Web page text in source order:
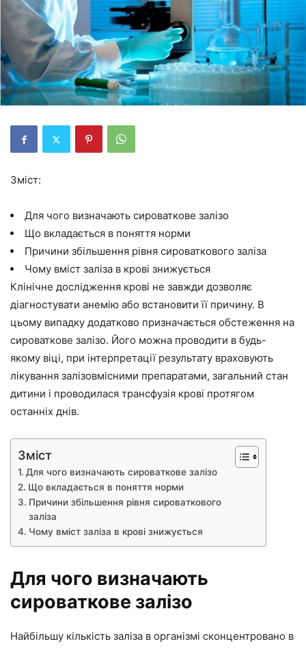
Зміст:
Для чого визначають сироваткове залізо
Що вкладається в поняття норми
Причини збільшення рівня сироваткового заліза
Чому вміст заліза в крові знижується
Клінічне дослідження крові не завжди дозволяє
діагностувати анемію або встановити її причину. В
цьому випадку додатково призначається обстеження на
сироваткове залізо. Його можна проводити в будь-
якому віці, при інтерпретації результату враховують
лікування залізовмісними препаратами, загальний стан
дитини і проводилася трансфузія крові протягом
останніх днів.
Зміст
Для чого визначають сироваткове залізо
Що вкладається в поняття норми
Причини збільшення рівня сироваткового
заліза
Чому вміст заліза в крові знижується
Для чого визначають
сироваткове залізо
Найбільшу кількість заліза в організмі сконцентровано в